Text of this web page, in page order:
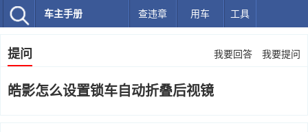
车主手册 查违章 用车 工具
提问 我要回答 我要提问
皓影怎么设置锁车自动折叠后视镜